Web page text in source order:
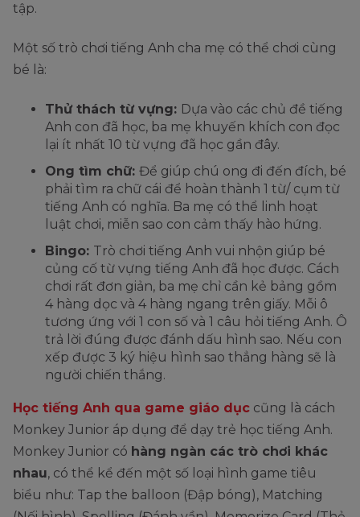
tập.
Một số trò chơi tiếng Anh cha mẹ có thể chơi cùng
bé là:
Thử thách từ vựng: Dựa vào các chủ đề tiếng
Anh con đã học, ba mẹ khuyến khích con đọc
lại ít nhất 10 từ vựng đã học gần đây.
Ong tìm chữ: Để giúp chú ong đi đến đích, bé
phải tìm ra chữ cái để hoàn thành 1 từ/ cụm từ
tiếng Anh có nghĩa. Ba mẹ có thể linh hoạt
luật chơi, miễn sao con cảm thấy hào hứng.
Bingo: Trò chơi tiếng Anh vui nhộn giúp bé
củng cố từ vựng tiếng Anh đã học được. Cách
chơi rất đơn giản, ba mẹ chỉ cần kẻ bảng gồm
4 hàng dọc và 4 hàng ngang trên giấy. Mỗi ô
tương ứng với 1 con số và 1 câu hỏi tiếng Anh. Ô
trả lời đúng được đánh dấu hình sao. Nếu con
xếp được 3 ký hiệu hình sao thẳng hàng sẽ là
người chiến thắng.
Học tiếng Anh qua game giáo dục cũng là cách
Monkey Junior áp dụng để dạy trẻ học tiếng Anh.
Monkey Junior có hàng ngàn các trò chơi khác
nhau, có thể kể đến một số loại hình game tiêu
biểu như: Tap the balloon (Đập bóng), Matching